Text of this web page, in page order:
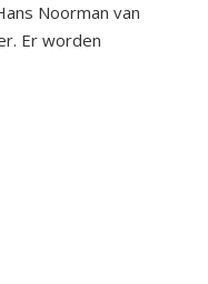
Noorman van
Er worden